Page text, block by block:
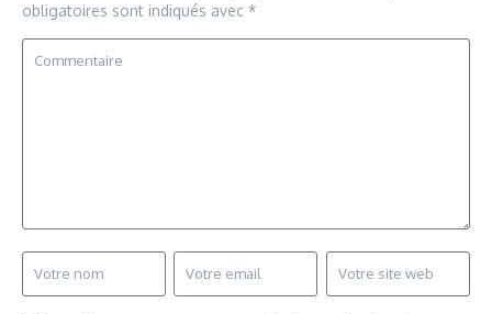
obligatoires sont indiqués avec *